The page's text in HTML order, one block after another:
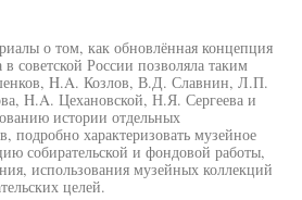
о том, как обновлённая концепция
в советской России позволяла таким
H.A. Козлов, В.Д. Славнин, Л.П.
H.A. Цехановской, Н.Я. Сергеева и
истории отдельных
подробно характеризовать музейное
собирательской и фондовой работы,
использования музейных коллекций
целей.